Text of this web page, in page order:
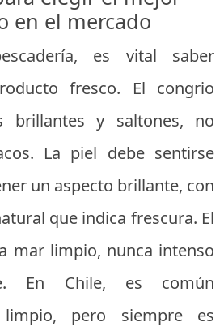
en el mercado
es vital saber
fresco. El congrio
brillantes y saltones, no
La piel debe sentirse
un aspecto brillante, con
que indica frescura. El
mar limpio, nunca intenso
En Chile, es común
pero siempre es